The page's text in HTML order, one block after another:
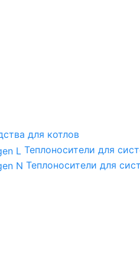
для котлов
Теплоносители для
Теплоносители для